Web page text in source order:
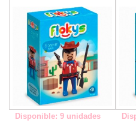
Disponible: 9 unidades